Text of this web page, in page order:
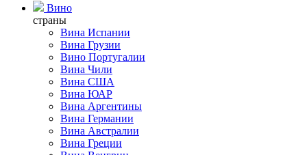
Вино
страны
Вина Испании
Вина Грузии
Вино Португалии
Вина Чили
Вина США
Вина ЮАР
Вина Аргентины
Вина Германии
Вина Австралии
Вина Греции